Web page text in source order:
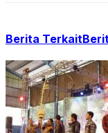
Berita Terkait